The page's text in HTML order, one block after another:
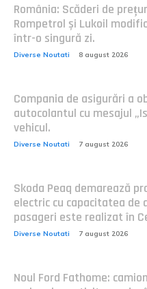
România: Scăderi de
Rompetrol și Lukoil
într-o singură zi.
Diverse Noutati 8 august 2026
Compania de asigurări a
autocolantul cu mesajul
vehicul.
Diverse Noutati 7 august 2026
Skoda Peaq demarează
electric cu capacitatea de
pasageri este realizat în
Diverse Noutati 7 august 2026
Noul Ford Fathome: